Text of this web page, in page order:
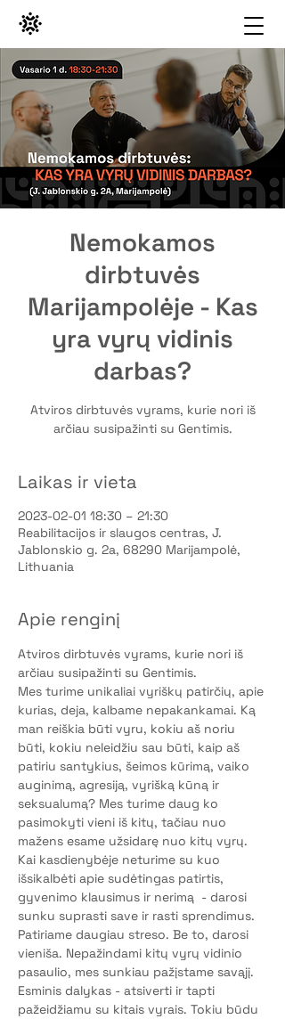
Nemokamos
dirbtuvės
Marijampolėje - Kas
yra vyrų vidinis
darbas?
Atviros dirbtuvės vyrams, kurie nori iš
arčiau susipažinti su Gentimis.
Laikas ir vieta
2023-02-01 18:30 – 21:30
Reabilitacijos ir slaugos centras, J.
Jablonskio g. 2a, 68290 Marijampolė,
Lithuania
Apie renginį
Atviros dirbtuvės vyrams, kurie nori iš
arčiau susipažinti su Gentimis.
Mes turime unikaliai vyriškų patirčių, apie
kurias, deja, kalbame nepakankamai. Ką
man reiškia būti vyru, kokiu aš noriu
būti, kokiu neleidžiu sau būti, kaip aš
patiriu santykius, šeimos kūrimą, vaiko
auginimą, agresiją, vyrišką kūną ir
seksualumą? Mes turime daug ko
pasimokyti vieni iš kitų, tačiau nuo
mažens esame užsidarę nuo kitų vyrų.
Kai kasdienybėje neturime su kuo
išsikalbėti apie sudėtingas patirtis,
gyvenimo klausimus ir nerimą  - darosi
sunku suprasti save ir rasti sprendimus.
Patiriame daugiau streso. Be to, darosi
vieniša. Nepažindami kitų vyrų vidinio
pasaulio, mes sunkiau pažįstame savąjį.
Esminis dalykas - atsiverti ir tapti
pažeidžiamu su kitais vyrais. Tokiu būdu